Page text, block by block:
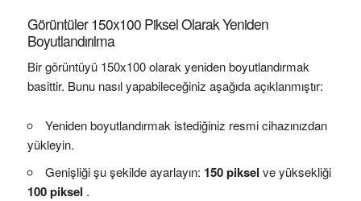
Görüntüler 150x100 Piksel Olarak Yeniden
Boyutlandırılma
Bir görüntüyü 150x100 olarak yeniden boyutlandırmak
basittir. Bunu nasıl yapabileceğiniz aşağıda açıklanmıştır:
Yeniden boyutlandırmak istediğiniz resmi cihazınızdan
yükleyin.
Genişliği şu şekilde ayarlayın: 150 piksel ve yüksekliği
100 piksel .